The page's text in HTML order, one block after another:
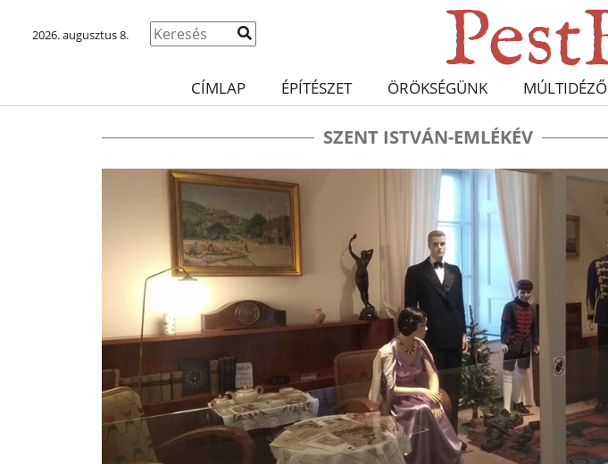
2026. augusztus 8.
CÍMLAP ÉPÍTÉSZET ÖRÖKSÉGÜNK MÚLTIDÉZŐ
SZENT ISTVÁN-EMLÉKÉV